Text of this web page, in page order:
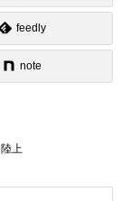
feedly
note
陸上